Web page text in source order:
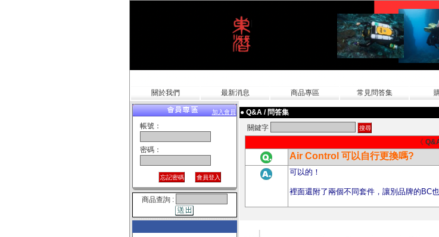
關於我們
最新消息 商品專區 常見問答集
加入會員
帳號：
密碼：
商品查詢 :
● Q&A / 問答集
關鍵字
《
Air Control 可以自行更換嗎?
可以的！
裡面還附了兩個不同套件，讓別品牌的BC